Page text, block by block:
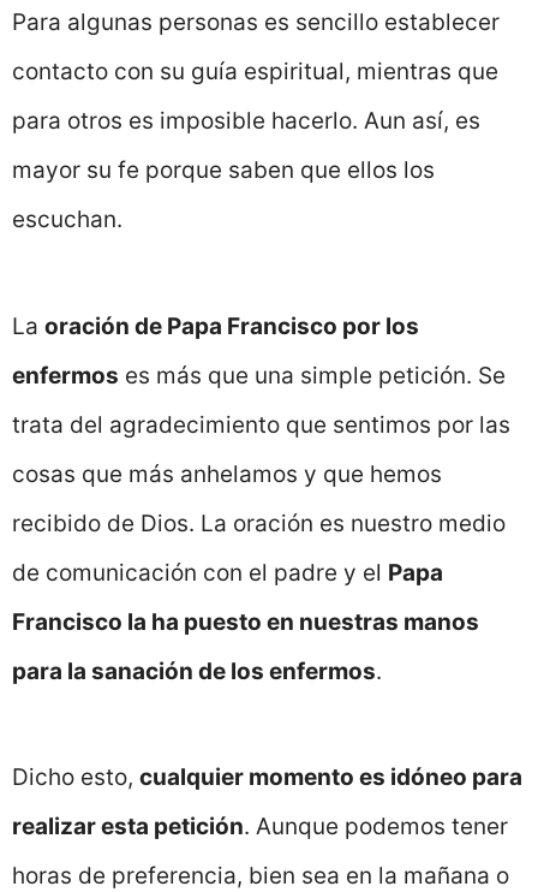
Para algunas personas es sencillo establecer
contacto con su guía espiritual, mientras que
para otros es imposible hacerlo. Aun así, es
mayor su fe porque saben que ellos los
escuchan.
La oración de Papa Francisco por los
enfermos es más que una simple petición. Se
trata del agradecimiento que sentimos por las
cosas que más anhelamos y que hemos
recibido de Dios. La oración es nuestro medio
de comunicación con el padre y el Papa
Francisco la ha puesto en nuestras manos
para la sanación de los enfermos.
Dicho esto, cualquier momento es idóneo para
realizar esta petición. Aunque podemos tener
horas de preferencia, bien sea en la mañana o